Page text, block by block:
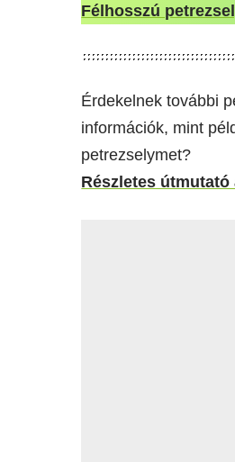
Félhosszú
Érdekelnek további
információk, mint
petrezselymet?
Részletes útmutató